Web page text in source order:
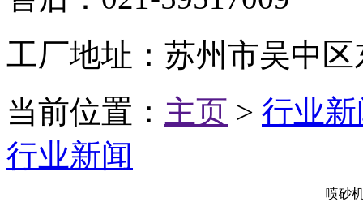
工厂地址： 苏州市吴中
当前位置： 主页 > 行业
行业新闻
喷砂